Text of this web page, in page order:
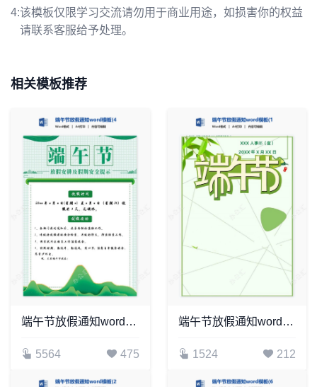
4:该模板仅限学习交流请勿用于商业用途，如损害你的权益
请联系客服给予处理。
相关模板推荐
端午节放假通知word模板(4)
5564 475
端午节放假通知word模板(13)
1524 212